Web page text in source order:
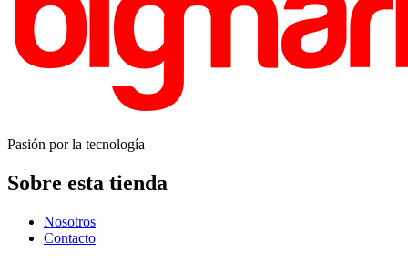
Pasión por la tecnología
Sobre esta tienda
Nosotros
Contacto